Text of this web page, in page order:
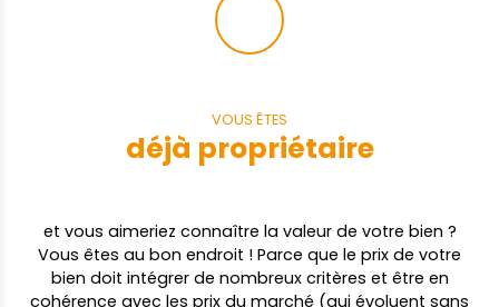
VOUS ÊTES
déjà propriétaire
et vous aimeriez connaître la valeur de votre bien ?
Vous êtes au bon endroit ! Parce que le prix de votre
bien doit intégrer de nombreux critères et être en
cohérence avec les prix du marché (qui évoluent sans